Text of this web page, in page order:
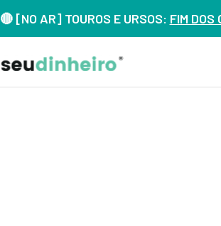
🔴 [NO AR] TOUROS E URSOS: FIM DOS